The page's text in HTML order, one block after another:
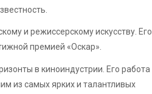
и режиссерскому искусству. Его
премией «Оскар».
в киноиндустрии. Его работа
из самых ярких и талантливых